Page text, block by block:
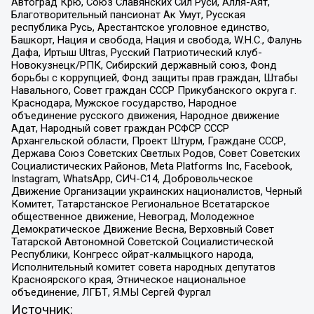
Благотворительный пансионат Ак Умут, Русская
республика Русь, Арестантское уголовное единство,
Башкорт, Нация и свобода, Нация и свобода, W.H.С., Фалунь
Дафа, Иртыш Ultras, Русский Патриотический клуб-
Новокузнецк/РПК, Сибирский державный союз, Фонд
борьбы с коррупцией, Фонд защиты прав граждан, Штабы
Навального, Совет граждан СССР Прикубанского округа г.
Краснодара, Мужское государство, Народное
объединение русского движения, Народное движение
Адат, Народный совет граждан РСФСР СССР
Архангельской области, Проект Штурм, Граждане СССР,
Держава Союз Советских Светлых Родов, Совет Советских
Социалистических Районов, Meta Platforms Inc, Facebook,
Instagram, WhatsApp, СИЧ-С14, Добровольческое
Движение Организации украинских националистов, Черный
Комитет, Татарстанское Региональное Всетатарское
общественное движение, Невоград, Молодежное
Демократическое Движение Весна, Верховный Совет
Татарской Автономной Советской Социалистической
Республики, Конгресс ойрат-калмыцкого народа,
Исполнительный комитет совета народных депутатов
Красноярского края, Этническое национальное
объединение, ЛГБТ, Я.МЫ Сергей Фургал
Источник: